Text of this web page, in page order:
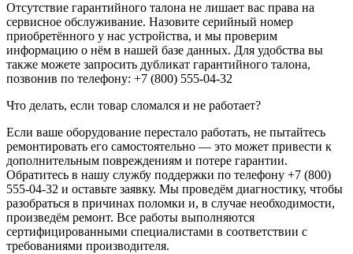
Отсутствие гарантийного талона не лишает вас права на
сервисное обслуживание. Назовите серийный номер
приобретённого у нас устройства, и мы проверим
информацию о нём в нашей базе данных. Для удобства вы
также можете запросить дубликат гарантийного талона,
позвонив по телефону: +7 (800) 555-04-32
Что делать, если товар сломался и не работает?
Если ваше оборудование перестало работать, не пытайтесь
ремонтировать его самостоятельно — это может привести к
дополнительным повреждениям и потере гарантии.
Обратитесь в нашу службу поддержки по телефону +7 (800)
555-04-32 и оставьте заявку. Мы проведём диагностику, чтобы
разобраться в причинах поломки и, в случае необходимости,
произведём ремонт. Все работы выполняются
сертифицированными специалистами в соответствии с
требованиями производителя.